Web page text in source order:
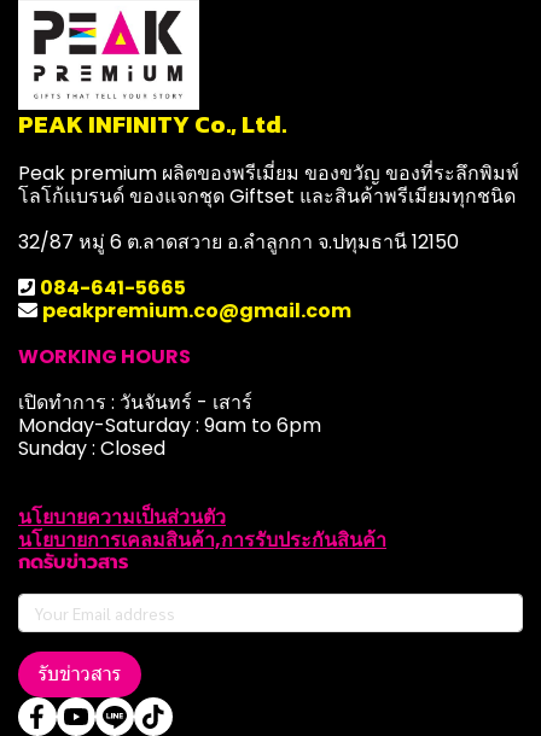
PEAK INFINITY Co., Ltd.
Peak premium ผลิตของพรีเมี่ยม ของขวัญ ของที่ระลึกพิมพ์
โลโก้แบรนด์ ของแจกชุด Giftset และสินค้าพรีเมียมทุกชนิด
32/87 หมู่ 6 ต.ลาดสวาย อ.ลำลูกกา จ.ปทุมธานี 12150
084-641-5665
peakpremium.co@gmail.com
WORKING HOURS
เปิดทำการ : วันจันทร์ - เสาร์
Monday-Saturday : 9am to 6pm
Sunday : Closed
นโยบายความเป็นส่วนตัว
นโยบายการเคลมสินค้า,การรับประกันสินค้า
กดรับข่าวสาร
รับข่าวสาร